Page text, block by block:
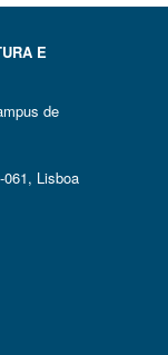
E
de
Lisboa